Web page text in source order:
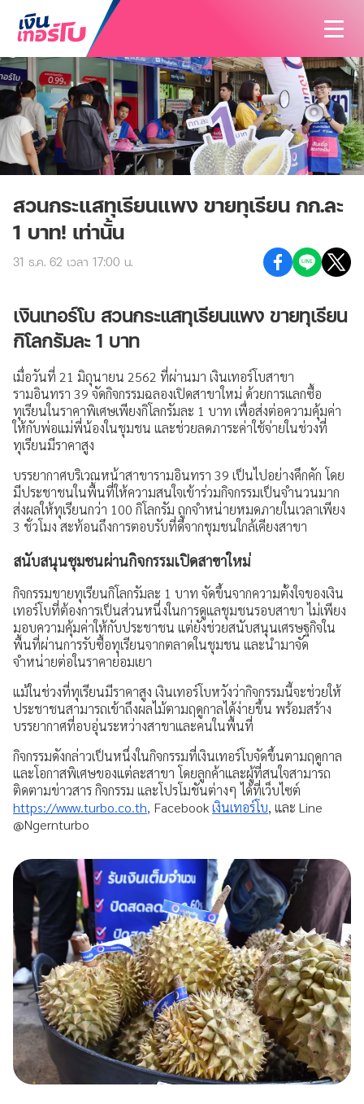
สนใจสินเชื่อ
สินเชื่อทั้งหมด
สินเชื่อรถมอเตอร์ไซค์
สินเชื่อรถยนต์
สินเชื่อรถแทรกเตอร์
สินเชื่อโฉนดที่ดิน
สนใจประกัน
ประกันทั้งหมด
ประกันรถมอเตอร์ไซค์
ประกันรถยนต์
ประกันสุขภาพและโรคร้ายแรง
ประกันอุบัติเหตุ
ประกันบ้านและคอนโด
บทความ
นักลงทุนสัมพันธ์
วิสัยทัศน์และพันธกิจ
ประสบการณ์ลูกค้า
คำถามที่พบบ่อย
ร่วมงานกับเรา
เรื่องราวใหม่ๆ
วิดีโอเงินเทอร์โบ
ข้อมูลต่างๆ
เงื่อนไขการใช้งานเว็บไซต์
การคุ้มครองข้อมูลส่วนบุคคล
ประกาศดอกเบี้ยและค่าธรรมเนียม
การเปิดเผยข้อมูล
ช่องทางการแจ้งเบาะแส / ร้องเรียน
สวนกระแสทุเรียนแพง ขายทุเรียน กก.ละ
1 บาท! เท่านั้น
31 ธ.ค. 62 เวลา 17:00 น.
เงินเทอร์โบ สวนกระแสทุเรียนแพง ขายทุเรียน
กิโลกรัมละ 1 บาท
เมื่อวันที่ 21 มิถุนายน 2562 ที่ผ่านมา เงินเทอร์โบสาขา
รามอินทรา 39 จัดกิจกรรมฉลองเปิดสาขาใหม่ ด้วยการแลกซื้อ
ทุเรียนในราคาพิเศษเพียงกิโลกรัมละ 1 บาท เพื่อส่งต่อความคุ้มค่า
ให้กับพ่อแม่พี่น้องในชุมชน และช่วยลดภาระค่าใช้จ่ายในช่วงที่
ทุเรียนมีราคาสูง
บรรยากาศบริเวณหน้าสาขารามอินทรา 39 เป็นไปอย่างคึกคัก โดย
มีประชาชนในพื้นที่ให้ความสนใจเข้าร่วมกิจกรรมเป็นจำนวนมาก
ส่งผลให้ทุเรียนกว่า 100 กิโลกรัม ถูกจำหน่ายหมดภายในเวลาเพียง
3 ชั่วโมง สะท้อนถึงการตอบรับที่ดีจากชุมชนใกล้เคียงสาขา
สนับสนุนชุมชนผ่านกิจกรรมเปิดสาขาใหม่
กิจกรรมขายทุเรียนกิโลกรัมละ 1 บาท จัดขึ้นจากความตั้งใจของเงิน
เทอร์โบที่ต้องการเป็นส่วนหนึ่งในการดูแลชุมชนรอบสาขา ไม่เพียง
มอบความคุ้มค่าให้กับประชาชน แต่ยังช่วยสนับสนุนเศรษฐกิจใน
พื้นที่ผ่านการรับซื้อทุเรียนจากตลาดในชุมชน และนำมาจัด
จำหน่ายต่อในราคาย่อมเยา
แม้ในช่วงที่ทุเรียนมีราคาสูง เงินเทอร์โบหวังว่ากิจกรรมนี้จะช่วยให้
ประชาชนสามารถเข้าถึงผลไม้ตามฤดูกาลได้ง่ายขึ้น พร้อมสร้าง
บรรยากาศที่อบอุ่นระหว่างสาขาและคนในพื้นที่
กิจกรรมดังกล่าวเป็นหนึ่งในกิจกรรมที่เงินเทอร์โบจัดขึ้นตามฤดูกาล
และโอกาสพิเศษของแต่ละสาขา โดยลูกค้าและผู้ที่สนใจสามารถ
ติดตามข่าวสาร กิจกรรม และโปรโมชันต่างๆ ได้ที่เว็บไซต์
https://www.turbo.co.th, Facebookเงินเทอร์โบ, และ Line
@Ngernturbo